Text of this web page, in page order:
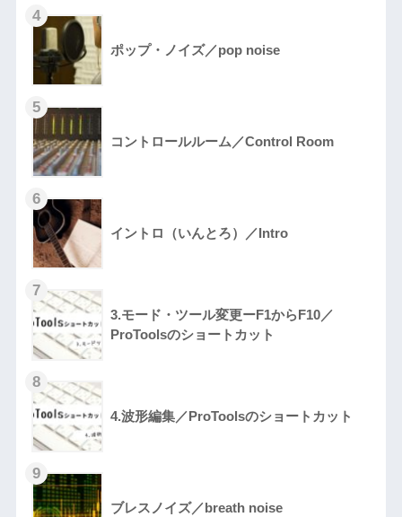
ポップ・ノイズ／pop noise
コントロールルーム／Control Room
イントロ（いんとろ）／Intro
3.モード・ツール変更ーF1からF10／
ProToolsのショートカット
4.波形編集／ProToolsのショートカット
ブレスノイズ／breath noise